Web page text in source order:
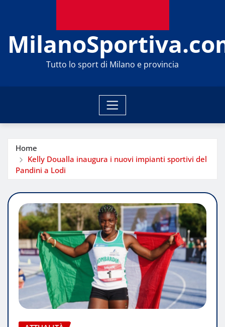
Tutto lo sport di Milano e provincia
Home
Kelly Doualla inaugura i nuovi impianti sportivi del
Pandini a Lodi